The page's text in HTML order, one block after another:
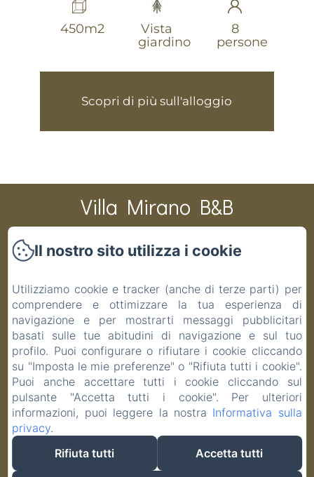
450m2
Vista
giardino
8
persone
Scopri di più sull'alloggio
Villa Mirano B&B
CIR 001194-BEB-00003 CIN IT001194C1PAS6ZITV DATI
Home
Camere
Contatti
Informativa Privacy
Note legali
Informazioni sui cookie
Il nostro sito utilizza i cookie
Utilizziamo cookie e tracker (anche di terze parti) per
comprendere e ottimizzare la tua esperienza di
navigazione e per mostrarti messaggi pubblicitari
basati sulle tue abitudini di navigazione e sul tuo
profilo. Puoi configurare o rifiutare i cookie cliccando
su "Imposta le mie preferenze" o "Rifiuta tutti i cookie".
Puoi anche accettare tutti i cookie cliccando sul
pulsante "Accetta tutti i cookie". Per ulteriori
informazioni, puoi leggere la nostra Informativa sulla
privacy.
Rifiuta tutti
Accetta tutti